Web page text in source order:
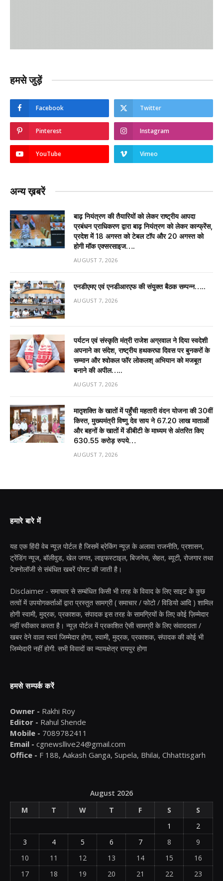
हमसे जुड़ें
Facebook Twitter
Pinterest Instagram
YouTube Vimeo
अन्य ख़बरें
बाढ़ नियंत्रण की तैयारियों को लेकर राष्ट्रीय आपदा
प्रबंधन प्राधिकरण द्वारा बाढ़ नियंत्रण को लेकर कान्फ्रेंस,
प्रदेश में 18 अगस्त को टेबल टॉप और 20 अगस्त को
होगी मॉक एक्सरसाइज….
AUGUST 7, 2026
एनडीएमए एवं एनडीआरएफ की संयुक्त बैठक सम्पन्न…..
AUGUST 7, 2026
पर्यटन एवं संस्कृति मंत्री राजेश अग्रवाल ने दिया स्वदेशी
अपनाने का संदेश, राष्ट्रीय हथकरघा दिवस पर बुनकरों के
सम्मान और श्वोकल फॉर लोकलश् अभियान को मजबूत
बनाने की अपील…..
AUGUST 7, 2026
मातृशक्ति के खातों में पहुँची महतारी वंदन योजना की 30वीं
किस्त, मुख्यमंत्री विष्णु देव साय ने 67.20 लाख माताओं
और बहनों के खातों में डीबीटी के माध्यम से अंतरित किए
630.55 करोड़ रुपये…
AUGUST 7, 2026
हमारे बारे में
यह एक हिंदी वेब न्यूज़ पोर्टल है जिसमें ब्रेकिंग न्यूज़ के अलावा राजनीति, प्रशासन,
ट्रेंडिंग न्यूज, बॉलीवुड, खेल जगत, लाइफस्टाइल, बिजनेस, सेहत, ब्यूटी, रोजगार तथा
टेक्नोलॉजी से संबंधित खबरें पोस्ट की जाती है।
Disclaimer - समाचार से सम्बंधित किसी भी तरह के विवाद के लिए साइट के कुछ
तत्वों में उपयोगकर्ताओं द्वारा प्रस्तुत सामग्री ( समाचार / फोटो / विडियो आदि ) शामिल
होगी स्वामी, मुद्रक, प्रकाशक, संपादक इस तरह के सामग्रियों के लिए कोई ज़िम्मेदार
नहीं स्वीकार करता है। न्यूज़ पोर्टल में प्रकाशित ऐसी सामग्री के लिए संवाददाता /
खबर देने वाला स्वयं जिम्मेदार होगा, स्वामी, मुद्रक, प्रकाशक, संपादक की कोई भी
जिम्मेदारी नहीं होगी. सभी विवादों का न्यायक्षेत्र रायपुर होगा
हमसे सम्पर्क करें
Owner - Rakhi Roy
Editor - Rahul Shende
Mobile - 7089782411
Email - cgnewsllive24@gmail.com
Office - F 188, Aakash Ganga, Supela, Bhilai, Chhattisgarh
August 2026
M
T W T F S
S
1
2
3
4 5 6 7 8
9
10
11 12 13 14 15
16
17
18 19 20 21 22 23